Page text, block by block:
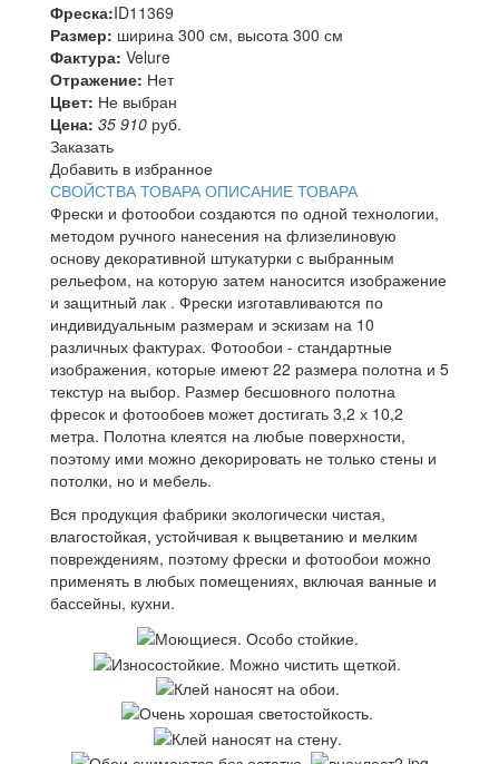
Фреска:ID11369
Размер: ширина 300 см, высота 300 см
Фактура: Velure
Отражение: Нет
Цвет: Не выбран
Цена: 35 910 руб.
Заказать
Добавить в избранное
СВОЙСТВА ТОВАРА ОПИСАНИЕ ТОВАРА
Фрески и фотообои создаются по одной технологии,
методом ручного нанесения на флизелиновую
основу декоративной штукатурки с выбранным
рельефом, на которую затем наносится изображение
и защитный лак . Фрески изготавливаются по
индивидуальным размерам и эскизам на 10
различных фактурах. Фотообои - стандартные
изображения, которые имеют 22 размера полотна и 5
текстур на выбор. Размер бесшовного полотна
фресок и фотообоев может достигать 3,2 х 10,2
метра. Полотна клеятся на любые поверхности,
поэтому ими можно декорировать не только стены и
потолки, но и мебель.
Вся продукция фабрики экологически чистая,
влагостойкая, устойчивая к выцветанию и мелким
повреждениям, поэтому фрески и фотообои можно
применять в любых помещениях, включая ванные и
бассейны, кухни.